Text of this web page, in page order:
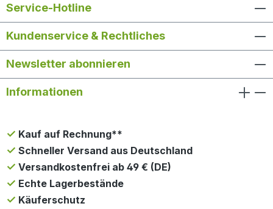
Service-Hotline
Kundenservice & Rechtliches
Newsletter abonnieren
Informationen
Kauf auf Rechnung**
Schneller Versand aus Deutschland
Versandkostenfrei ab 49 € (DE)
Echte Lagerbestände
Käuferschutz